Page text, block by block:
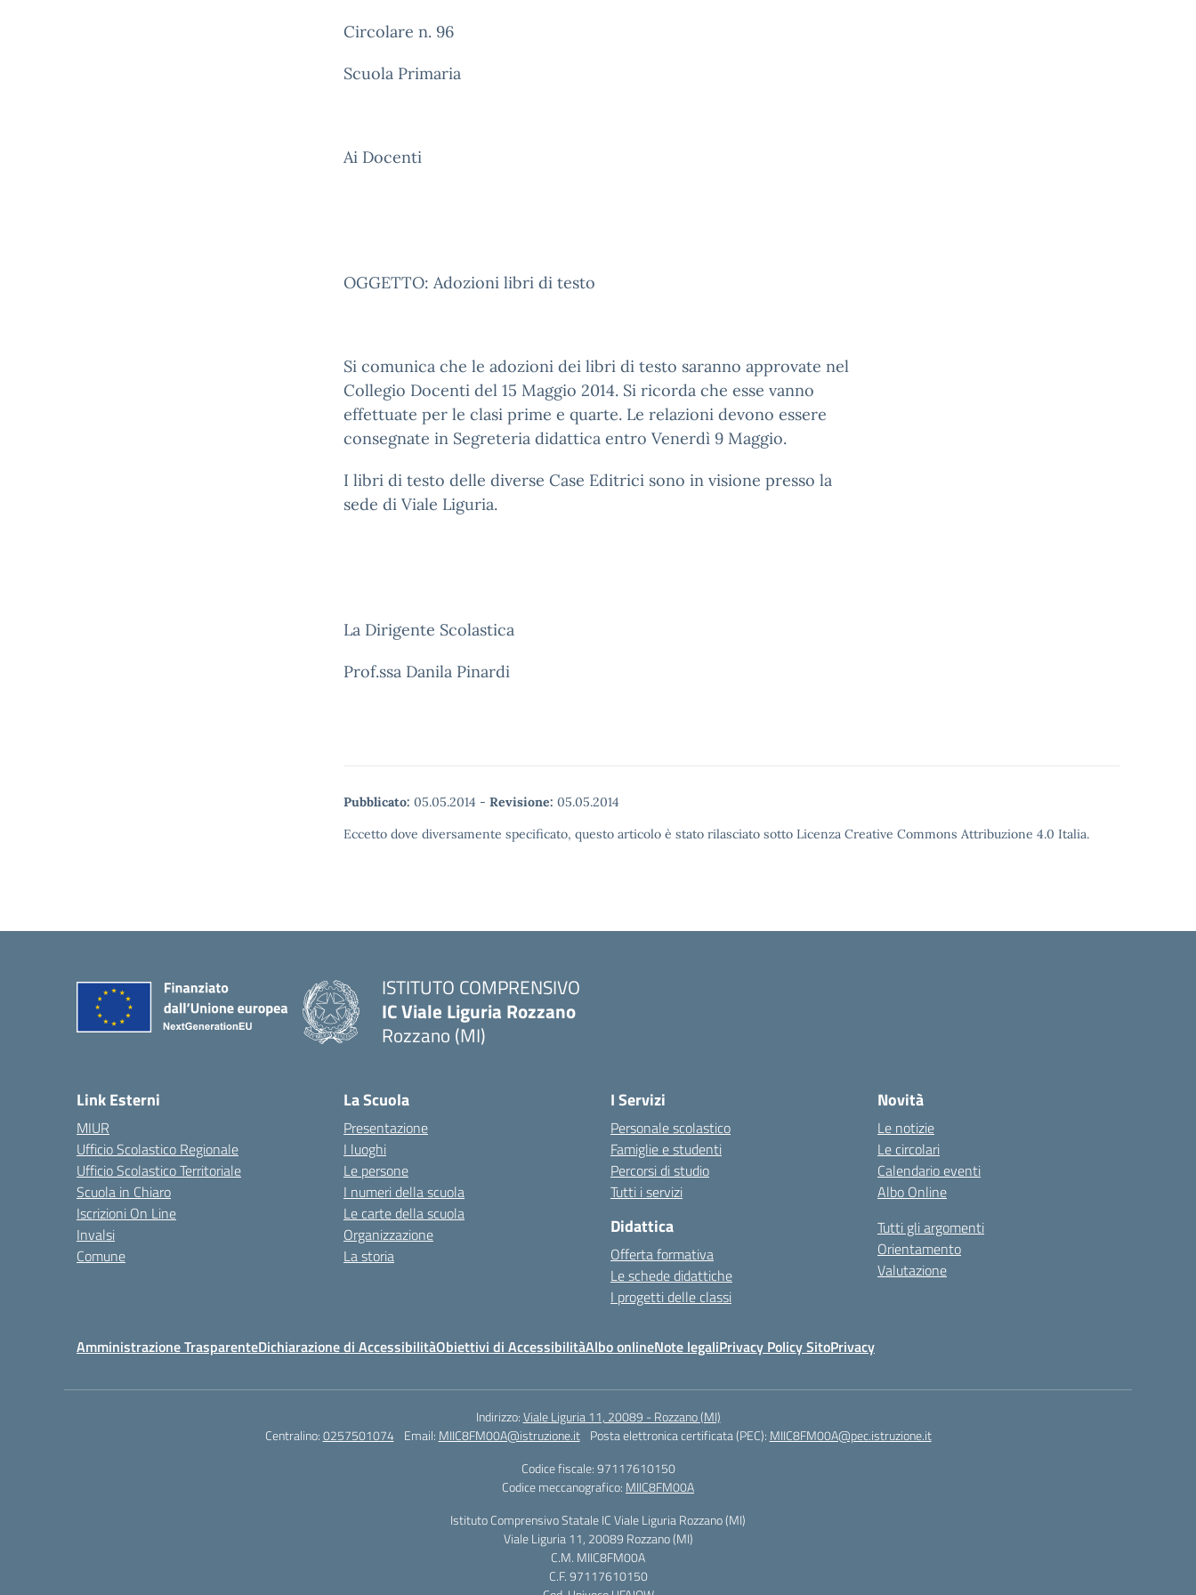
Circolare n. 96
Scuola Primaria
Ai Docenti
OGGETTO: Adozioni libri di testo
Si comunica che le adozioni dei libri di testo saranno approvate nel
Collegio Docenti del 15 Maggio 2014. Si ricorda che esse vanno
effettuate per le clasi prime e quarte. Le relazioni devono essere
consegnate in Segreteria didattica entro Venerdì 9 Maggio.
I libri di testo delle diverse Case Editrici sono in visione presso la
sede di Viale Liguria.
La Dirigente Scolastica
Prof.ssa Danila Pinardi
Pubblicato: 05.05.2014 - Revisione: 05.05.2014
Eccetto dove diversamente specificato, questo articolo è stato rilasciato sotto Licenza Creative Commons Attribuzione 4.0 Italia.
ISTITUTO COMPRENSIVO
IC Viale Liguria Rozzano
Rozzano (MI)
Link Esterni
MIUR
Ufficio Scolastico Regionale
Ufficio Scolastico Territoriale
Scuola in Chiaro
Iscrizioni On Line
Invalsi
Comune
La Scuola
Presentazione
I luoghi
Le persone
I numeri della scuola
Le carte della scuola
Organizzazione
La storia
I Servizi
Personale scolastico
Famiglie e studenti
Percorsi di studio
Tutti i servizi
Didattica
Offerta formativa
Le schede didattiche
I progetti delle classi
Novità
Le notizie
Le circolari
Calendario eventi
Albo Online
Tutti gli argomenti
Orientamento
Valutazione
Amministrazione TrasparenteDichiarazione di AccessibilitàObiettivi di AccessibilitàAlbo onlineNote legaliPrivacy Policy SitoPrivacy
Indirizzo:Viale Liguria 11, 20089 - Rozzano (MI)
Centralino:0257501074 Email: MIIC8FM00A@istruzione.it Posta elettronica certificata (PEC): MIIC8FM00A@pec.istruzione.it
Codice fiscale: 97117610150
Codice meccanografico: MIIC8FM00A
Istituto Comprensivo Statale IC Viale Liguria Rozzano (MI)
Viale Liguria 11, 20089 Rozzano (MI)
C.M. MIIC8FM00A
C.F. 97117610150